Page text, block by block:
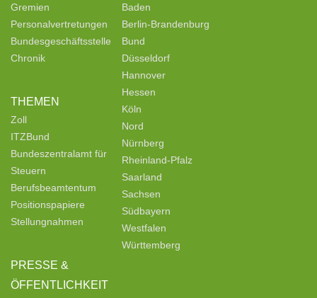
Gremien
Personalvertretungen
Bundesgeschäftsstelle
Chronik
THEMEN
Zoll
ITZBund
Bundeszentralamt für
Steuern
Berufsbeamtentum
Positionspapiere
Stellungnahmen
PRESSE &
ÖFFENTLICHKEIT
Baden
Berlin-Brandenburg
Bund
Düsseldorf
Hannover
Hessen
Köln
Nord
Nürnberg
Rheinland-Pfalz
Saarland
Sachsen
Südbayern
Westfalen
Württemberg